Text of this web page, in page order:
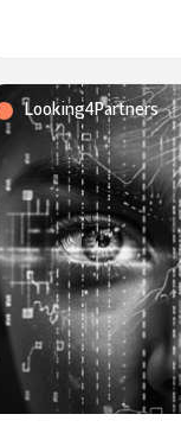
Looking4Partners